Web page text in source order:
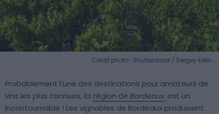
Crédit photo : Shutterstock / Sergey Kelin
Probablement l’une des destinations pour amateurs de
vins les plus connues, la région de Bordeaux est un
incontournable ! Les vignobles de Bordeaux produisent